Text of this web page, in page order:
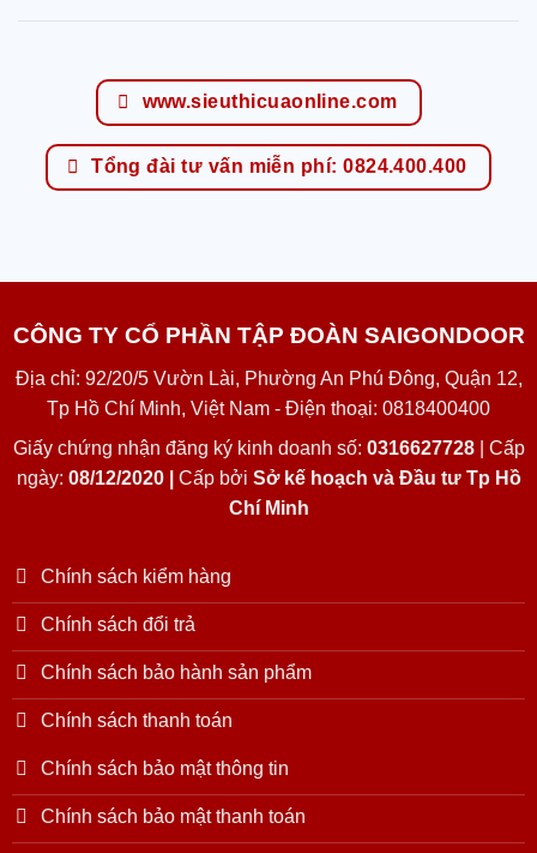
www.sieuthicuaonline.com
Tổng đài tư vấn miễn phí: 0824.400.400
CÔNG TY CỔ PHẦN TẬP ĐOÀN SAIGONDOOR
Địa chỉ: 92/20/5 Vườn Lài, Phường An Phú Đông, Quận 12,
Tp Hồ Chí Minh, Việt Nam - Điện thoại: 0818400400
Giấy chứng nhận đăng ký kinh doanh số: 0316627728| Cấp
ngày: 08/12/2020 | Cấp bởi Sở kế hoạch và Đầu tư Tp Hồ
Chí Minh
Chính sách kiểm hàng
Chính sách đổi trả
Chính sách bảo hành sản phẩm
Chính sách thanh toán
Chính sách bảo mật thông tin
Chính sách bảo mật thanh toán